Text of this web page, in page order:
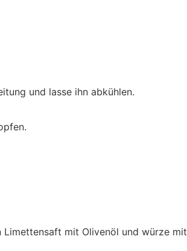
und lasse ihn abkühlen.
Limettensaft mit Olivenöl und würze mit